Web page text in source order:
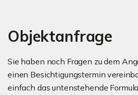
Objektanfrage
Sie haben noch Fragen zu dem
einen Besichtigungstermin
einfach das untenstehende